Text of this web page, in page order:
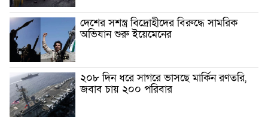
দেশের সশস্ত্র বিদ্রোহীদের বিরুদ্ধে সামরিক
অভিযান শুরু ইয়েমেনের
২০৮ দিন ধরে সাগরে ভাসছে মার্কিন রণতরি,
জবাব চায় ২০০ পরিবার